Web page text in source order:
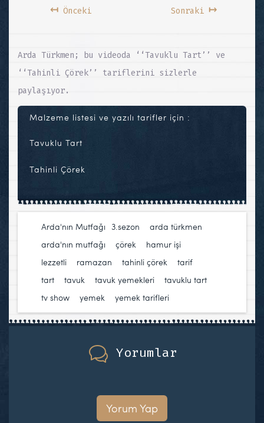
↤Önceki Sonraki ↦
Arda Türkmen; bu videoda ‘‘Tavuklu Tart’’ ve
‘‘Tahinli Çörek’’ tariflerini sizlerle
paylaşıyor.
Malzeme listesi ve yazılı tarifler için :
Tavuklu Tart
Tahinli Çörek
Arda'nın Mutfağı 3.sezon arda türkmen
arda'nın mutfağı
çörek hamur işi
lezzetli
ramazan tahinli çörek tarif
tart
tavuk tavuk yemekleri tavuklu tart
tv show
yemek yemek tarifleri
Yorumlar
Yorum Yap